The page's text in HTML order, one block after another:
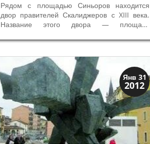
Рядом с площадью Синьоров находится
двор правителей Скалиджеров с XIII века.
Название этого двора — площадь
сосредоточена власть- резиденция военного
средневековой Лоджией в этом дворе...
Янв 31
2012
Скрытая Верона
Улицы и площади